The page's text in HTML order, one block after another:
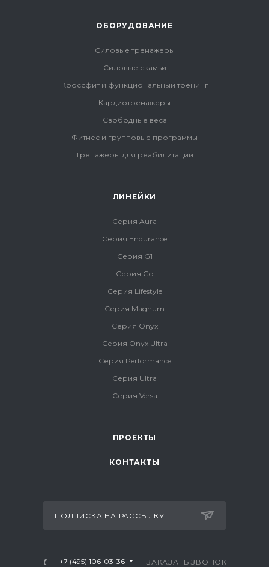
ОБОРУДОВАНИЕ
Силовые тренажеры
Силовые скамьи
Кроссфит и функциональный тренинг
Кардиотренажеры
Свободные веса
Фитнес и групповые программы
Тренажеры для реабилитации
ЛИНЕЙКИ
Серия Aura
Серия Endurance
Серия G1
Серия Go
Серия Lifestyle
Серия Magnum
Серия Onyx
Серия Onyx Ultra
Серия Performance
Серия Ultra
Серия Versa
ПРОЕКТЫ
КОНТАКТЫ
ПОДПИСКА НА РАССЫЛКУ
+7 (495) 106-03-36 ЗАКАЗАТЬ ЗВОНОК